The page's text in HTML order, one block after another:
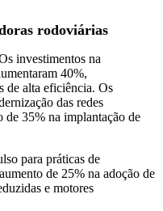
rodoviárias
investimentos na
40%,
de alta eficiência. Os
das redes
de 35% na implantação de
para práticas de
de 25% na adoção de
e motores